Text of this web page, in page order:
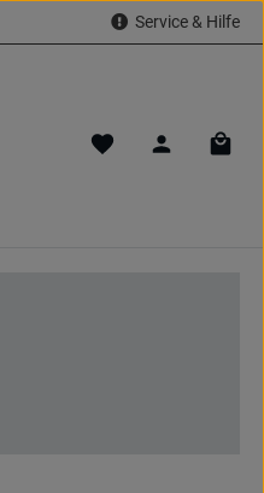
Service & Hilfe
Du hast 0 Produkte